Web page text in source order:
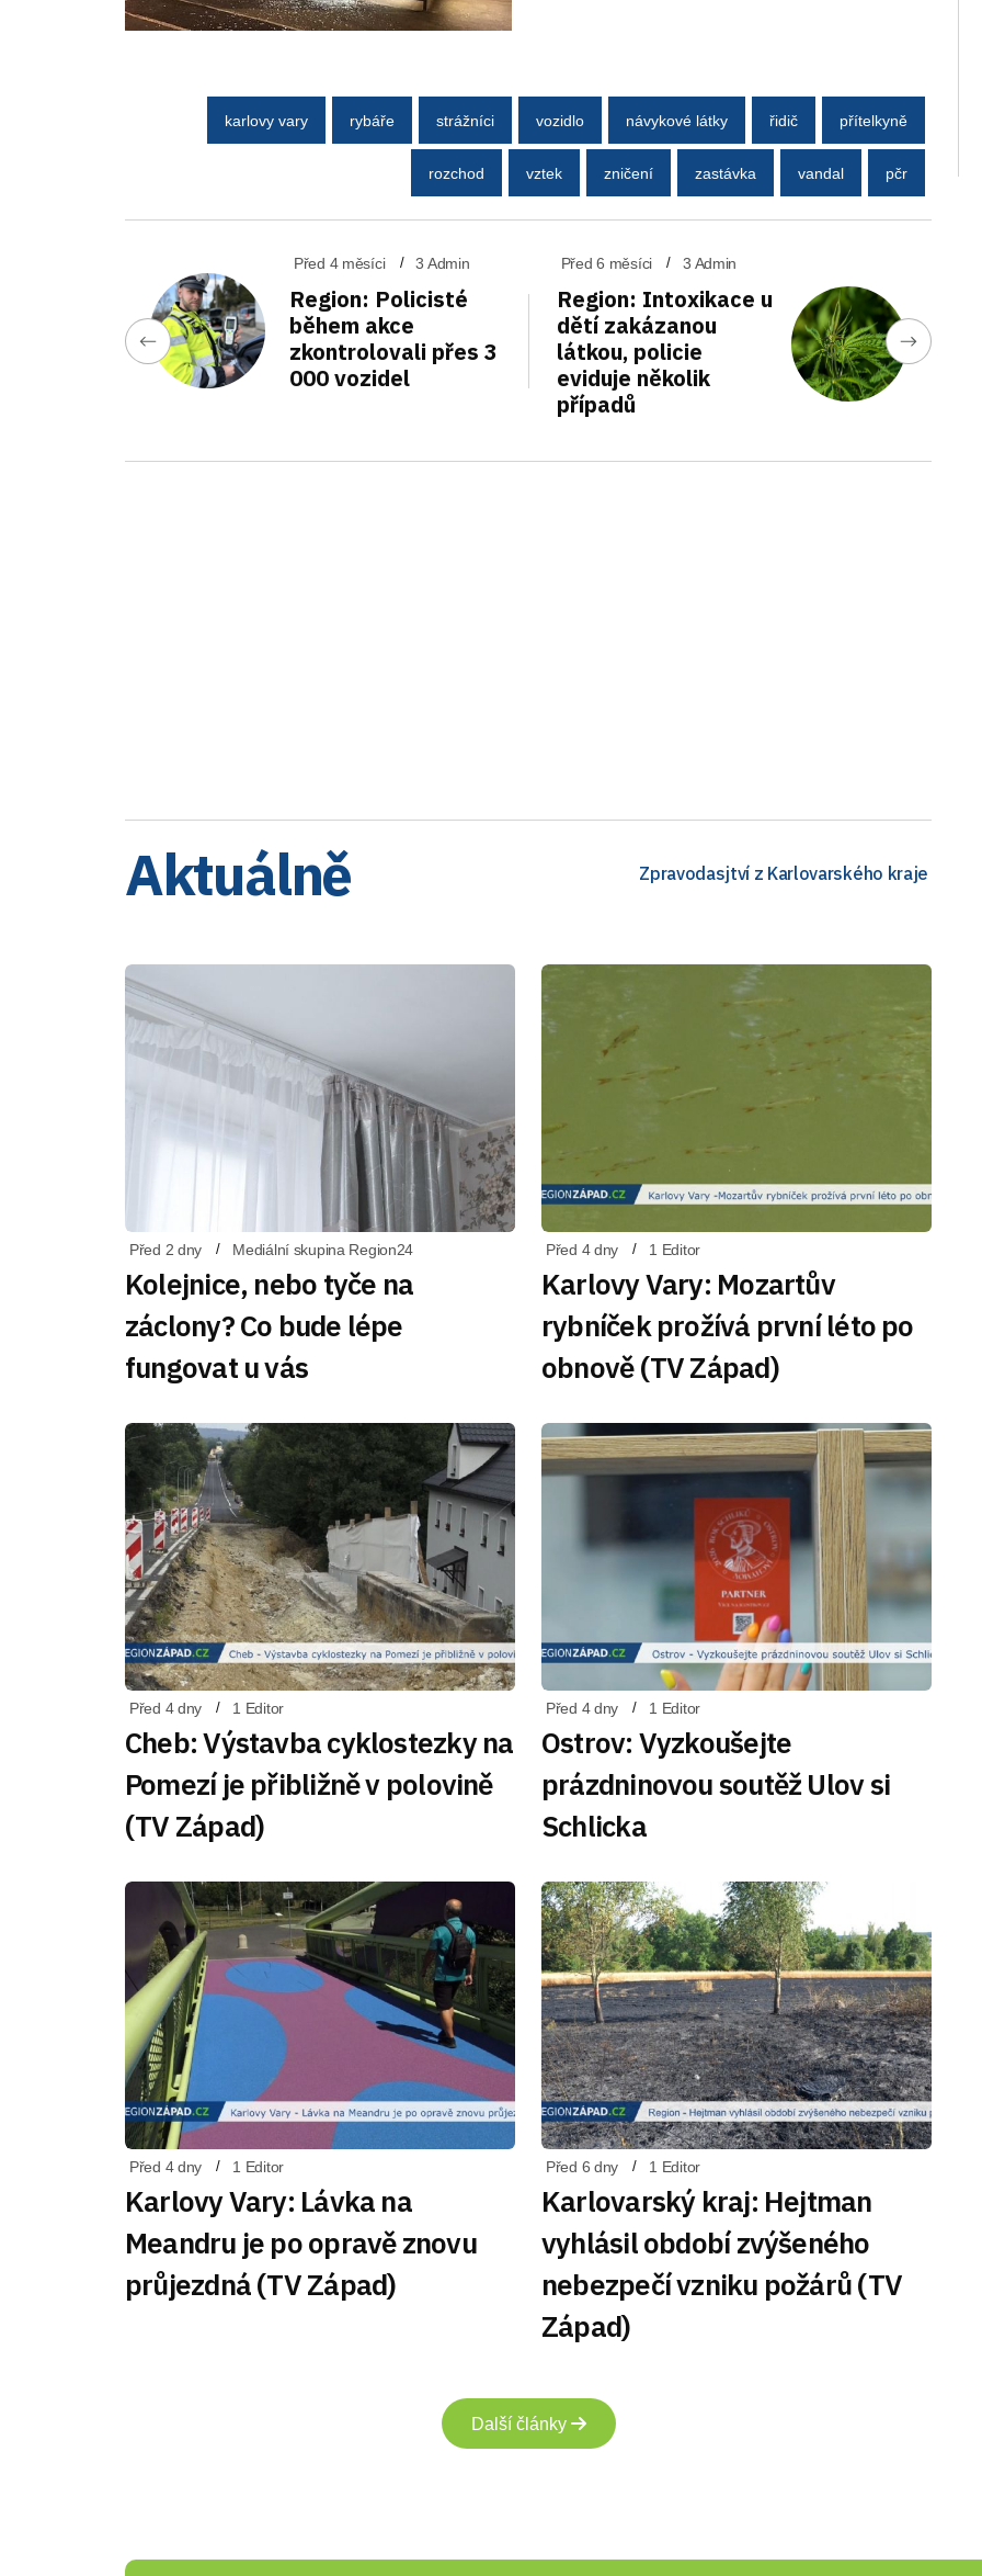
karlovy vary rybáře strážníci vozidlo návykové látky řidič přítelkyně
rozchod vztek zničení zastávka vandal pčr
Před 4 měsíci 3 Admin
Region: Policisté
během akce
zkontrolovali přes 3
000 vozidel
Před 6 měsíci 3 Admin
Region: Intoxikace u
dětí zakázanou
látkou, policie
eviduje několik
případů
Aktuálně Zpravodasjtví z Karlovarského kraje
Před 2 dny Mediální skupina Region24
Kolejnice, nebo tyče na
záclony? Co bude lépe
fungovat u vás
Před 4 dny 1 Editor
Karlovy Vary: Mozartův
rybníček prožívá první léto po
obnově (TV Západ)
Před 4 dny 1 Editor
Cheb: Výstavba cyklostezky na
Pomezí je přibližně v polovině
(TV Západ)
Před 4 dny 1 Editor
Ostrov: Vyzkoušejte
prázdninovou soutěž Ulov si
Schlicka
Před 4 dny 1 Editor
Karlovy Vary: Lávka na
Meandru je po opravě znovu
průjezdná (TV Západ)
Před 6 dny 1 Editor
Karlovarský kraj: Hejtman
vyhlásil období zvýšeného
nebezpečí vzniku požárů (TV
Západ)
Další články